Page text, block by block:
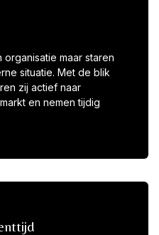
maar staren
situatie. Met de blik
zij actief naar
en nemen tijdig